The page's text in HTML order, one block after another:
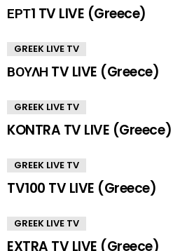
ΕΡΤ1 TV LIVE (Greece)
GREEK LIVE TV
ΒΟΥΛΗ TV LIVE (Greece)
GREEK LIVE TV
KONTRA TV LIVE (Greece)
GREEK LIVE TV
TV100 TV LIVE (Greece)
GREEK LIVE TV
EXTRA TV LIVE (Greece)